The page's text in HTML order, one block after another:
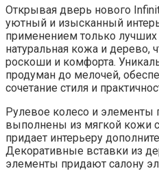
Открывая дверь нового
уютный и изысканный
применением только лучших
натуральная кожа и дерево,
роскоши и комфорта.
продуман до мелочей,
сочетание стиля и
Рулевое колесо и элементы
выполнены из мягкой кожи с
придает интерьеру
Декоративные вставки из
элементы придают салону